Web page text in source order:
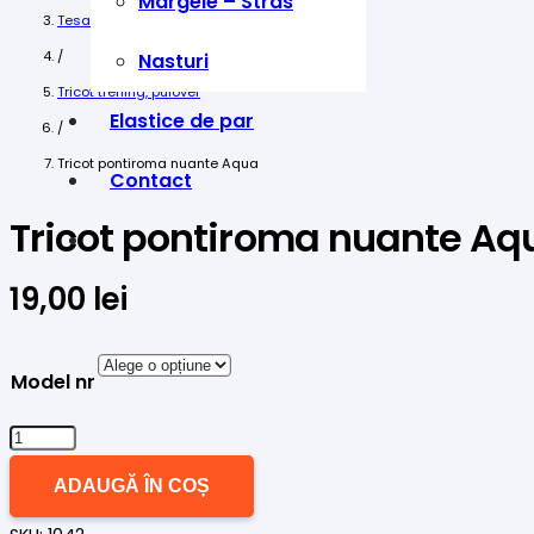
Nasturi
Elastice de par
Contact
Tesaturi
/
Tricot trening, pulover
/
Tricot pontiroma nuante Aqua
Tricot pontiroma nuante
19,00 lei
Model nr
Cantitate
Tricot
pontiroma
ADAUGĂ ÎN COȘ